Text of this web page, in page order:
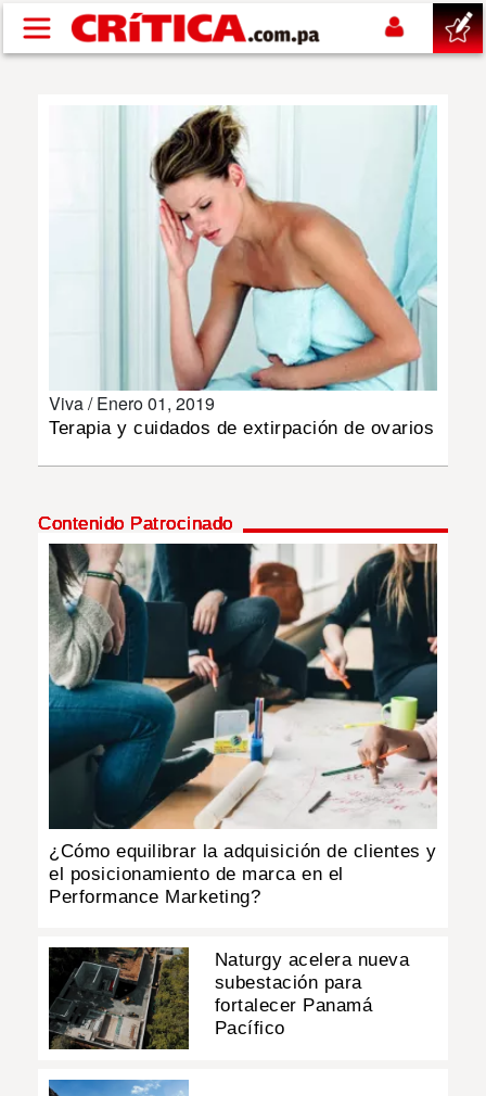
Pasar al contenido principal
DEPORTES
MUNDO
INSÓLITAS
MULTIMEDIA
IMPRESO
Viva /Enero 01, 2019
Terapia y cuidados de extirpación de ovarios
Contenido Patrocinado
¿Cómo equilibrar la adquisición de clientes y
el posicionamiento de marca en el
Performance Marketing?
Naturgy acelera nueva
subestación para
fortalecer Panamá
Pacífico